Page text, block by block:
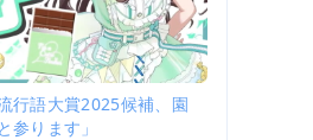
行語大賞2025候補、園
参ります」